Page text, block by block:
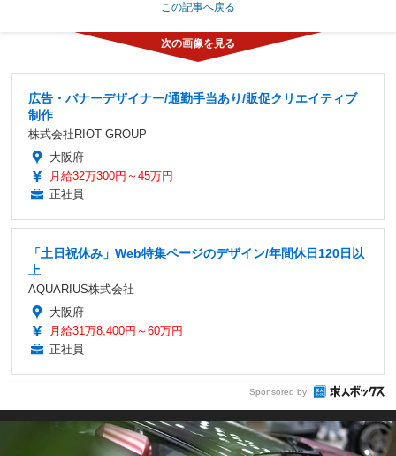
この記事へ戻る
広告・バナーデザイナー/通勤手当あり/販促クリエイティブ
制作
株式会社RIOT GROUP
大阪府
月給32万300円～45万円
正社員
「土日祝休み」Web特集ページのデザイン/年間休日120日以
上
AQUARIUS株式会社
大阪府
月給31万8,400円～60万円
正社員
Sponsored by